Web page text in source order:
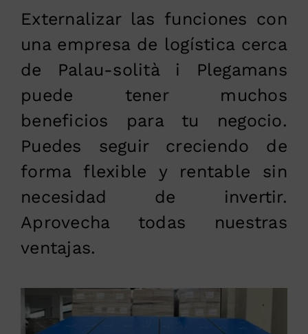
Externalizar las funciones con
una empresa de logística cerca
de Palau-solità i Plegamans
puede tener muchos
beneficios para tu negocio.
Puedes seguir creciendo de
forma flexible y rentable sin
necesidad de invertir.
Aprovecha todas nuestras
ventajas.